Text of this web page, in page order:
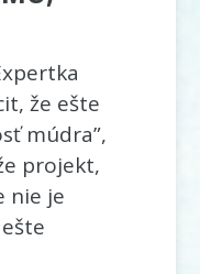
že ešte
múdra”,
projekt,
nie je